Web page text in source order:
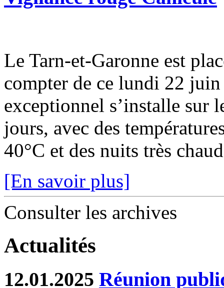
Le Tarn-et-Garonne est
compter de ce lundi 22
exceptionnel s’installe sur
jours, avec des
40°C et des nuits très
[En savoir plus]
Consulter les archives
Actualités
12.01.2025 Réunion